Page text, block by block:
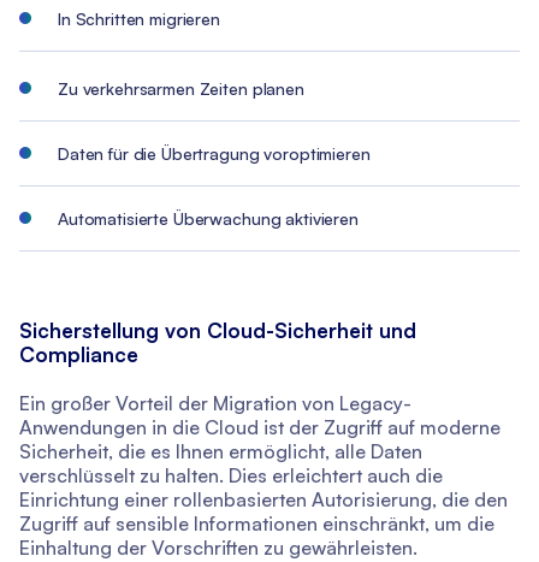
In Schritten migrieren
Zu verkehrsarmen Zeiten planen
Daten für die Übertragung voroptimieren
Automatisierte Überwachung aktivieren
Sicherstellung von Cloud-Sicherheit und
Compliance
Ein großer Vorteil der Migration von Legacy-
Anwendungen in die Cloud ist der Zugriff auf moderne
Sicherheit, die es Ihnen ermöglicht, alle Daten
verschlüsselt zu halten. Dies erleichtert auch die
Einrichtung einer rollenbasierten Autorisierung, die den
Zugriff auf sensible Informationen einschränkt, um die
Einhaltung der Vorschriften zu gewährleisten.